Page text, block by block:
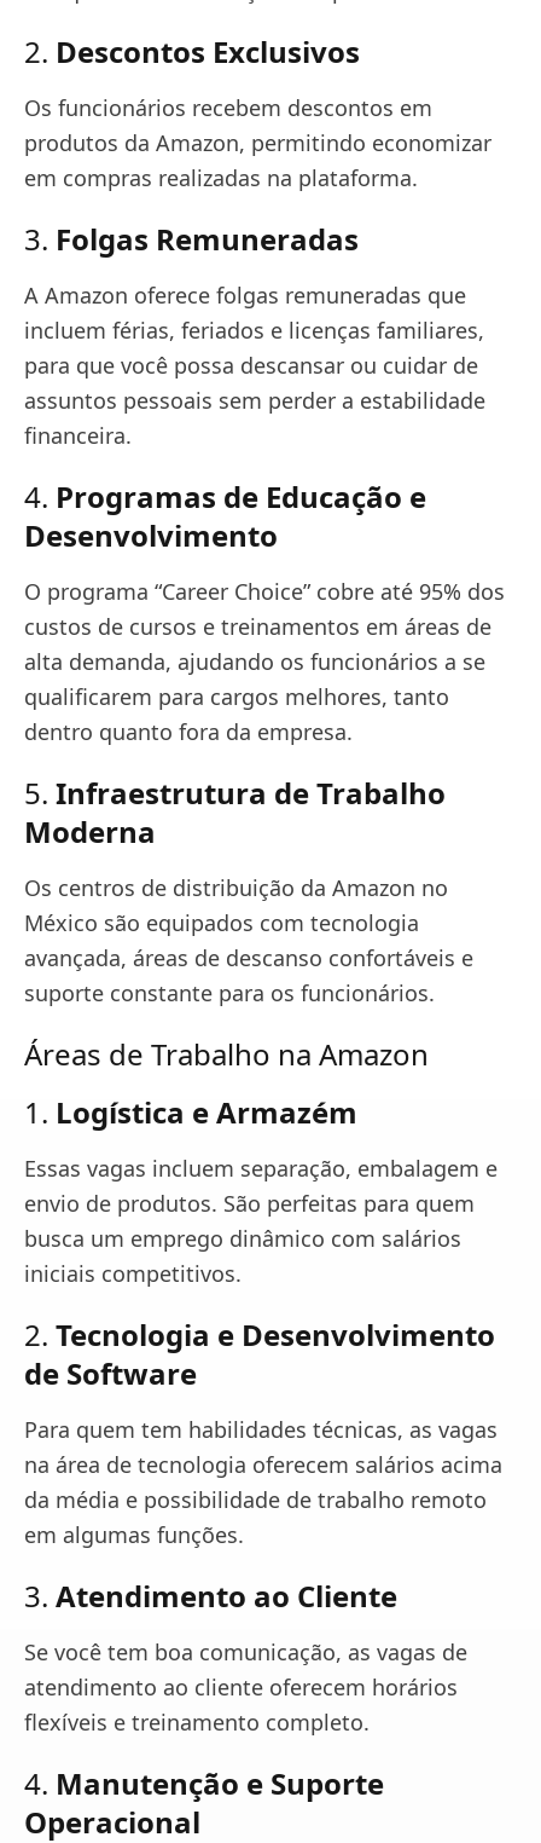
2. Descontos Exclusivos
Os funcionários recebem descontos em
produtos da Amazon, permitindo economizar
em compras realizadas na plataforma.
3. Folgas Remuneradas
A Amazon oferece folgas remuneradas que
incluem férias, feriados e licenças familiares,
para que você possa descansar ou cuidar de
assuntos pessoais sem perder a estabilidade
financeira.
4. Programas de Educação e
Desenvolvimento
O programa “Career Choice” cobre até 95% dos
custos de cursos e treinamentos em áreas de
alta demanda, ajudando os funcionários a se
qualificarem para cargos melhores, tanto
dentro quanto fora da empresa.
5. Infraestrutura de Trabalho
Moderna
Os centros de distribuição da Amazon no
México são equipados com tecnologia
avançada, áreas de descanso confortáveis e
suporte constante para os funcionários.
Áreas de Trabalho na Amazon
1. Logística e Armazém
Essas vagas incluem separação, embalagem e
envio de produtos. São perfeitas para quem
busca um emprego dinâmico com salários
iniciais competitivos.
2. Tecnologia e Desenvolvimento
de Software
Para quem tem habilidades técnicas, as vagas
na área de tecnologia oferecem salários acima
da média e possibilidade de trabalho remoto
em algumas funções.
3. Atendimento ao Cliente
Se você tem boa comunicação, as vagas de
atendimento ao cliente oferecem horários
flexíveis e treinamento completo.
4. Manutenção e Suporte
Operacional